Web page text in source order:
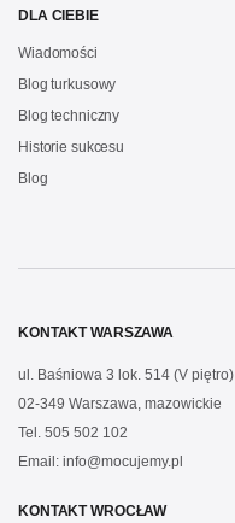
DLA CIEBIE
Wiadomości
Blog turkusowy
Blog techniczny
Historie sukcesu
Blog
KONTAKT WARSZAWA
ul. Baśniowa 3 lok. 514 (V piętro)
02-349 Warszawa, mazowickie
Tel. 505 502 102
Email: info@mocujemy.pl
KONTAKT WROCŁAW